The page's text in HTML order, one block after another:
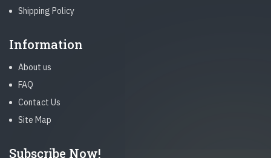
Shipping Policy
Information
About us
FAQ
Contact Us
Site Map
Subscribe Now!